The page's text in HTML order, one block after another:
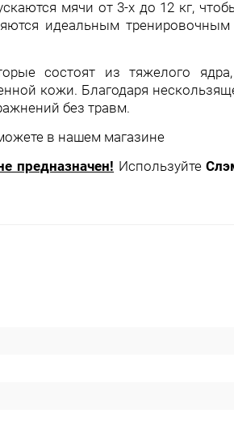
мячи от 3-х до 12 кг,
идеальным
состоят из тяжелого
кожи. Благодаря
без травм.
в нашем магазине
предназначен! Используйте